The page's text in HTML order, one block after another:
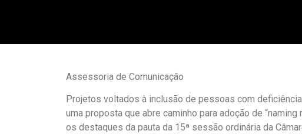
Assessoria de Comunicação
Projetos voltados à inclusão de pessoas com
uma proposta que abre caminho para adoção de
os destaques da pauta da 15ª sessão ordinária da